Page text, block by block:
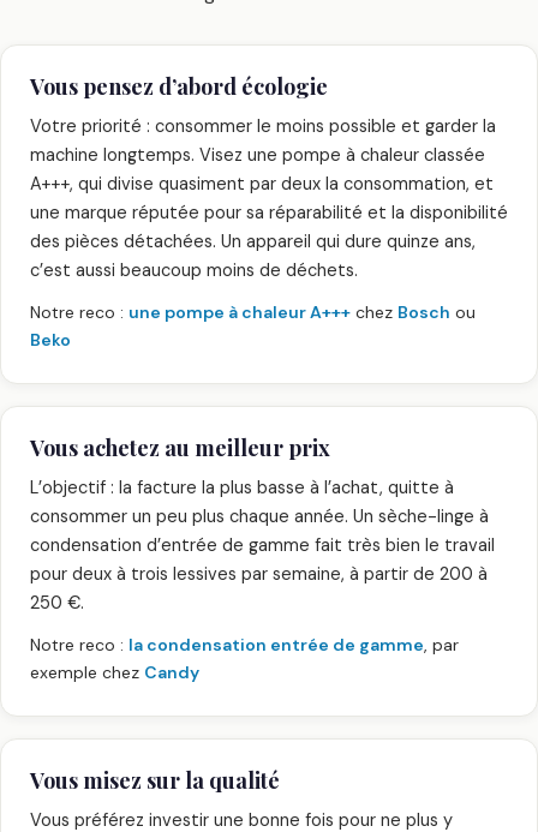
Vous pensez d’abord écologie
Votre priorité : consommer le moins possible et garder la
machine longtemps. Visez une pompe à chaleur classée
A+++, qui divise quasiment par deux la consommation, et
une marque réputée pour sa réparabilité et la disponibilité
des pièces détachées. Un appareil qui dure quinze ans,
c’est aussi beaucoup moins de déchets.
Notre reco : une pompe à chaleur A+++ chez Bosch ou
Beko
Vous achetez au meilleur prix
L’objectif : la facture la plus basse à l’achat, quitte à
consommer un peu plus chaque année. Un sèche-linge à
condensation d’entrée de gamme fait très bien le travail
pour deux à trois lessives par semaine, à partir de 200 à
250 €.
Notre reco : la condensation entrée de gamme, par
exemple chez Candy
Vous misez sur la qualité
Vous préférez investir une bonne fois pour ne plus y